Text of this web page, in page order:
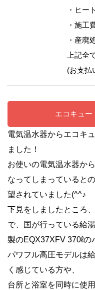
・ヒー
・施工
・産廃
上記全
(お支払
エコキュー
電気温水器からエコキ
ました！
お使いの電気温水器か
なってしまっていると
望されていました(^^♪
下見をしましたところ
で、
国が行っている給
製のEQX37XFV 370ℓ
パワフル高圧モデルは
く感じている方や、
台所と浴室を同時に使